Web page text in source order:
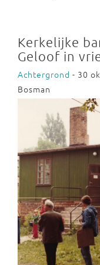
Kerkelijke
Geloof in
Achtergrond - 30
Bosman